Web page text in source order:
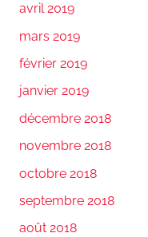
avril 2019
mars 2019
février 2019
janvier 2019
décembre 2018
novembre 2018
octobre 2018
septembre 2018
août 2018